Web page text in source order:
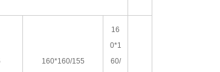
160*160/155
16
0*1
60/